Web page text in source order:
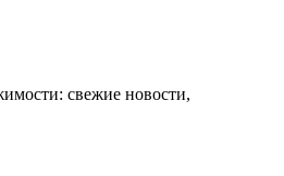
свежие новости,